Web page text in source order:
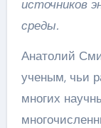
источников
среды.
Анатолий
ученым, чьи
многих